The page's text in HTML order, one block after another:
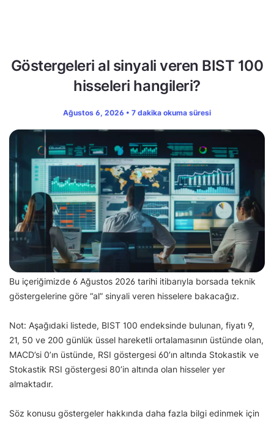
Göstergeleri al sinyali veren BIST 100
hisseleri hangileri?
Ağustos 6, 2026 • 7 dakika okuma süresi
Bu içeriğimizde 6 Ağustos 2026 tarihi itibarıyla borsada teknik
göstergelerine göre “al” sinyali veren hisselere bakacağız.
Not: Aşağıdaki listede, BIST 100 endeksinde bulunan, fiyatı 9,
21, 50 ve 200 günlük üssel hareketli ortalamasının üstünde olan,
MACD’si 0’ın üstünde, RSI göstergesi 60’ın altında Stokastik ve
Stokastik RSI göstergesi 80’in altında olan hisseler yer
almaktadır.
Söz konusu göstergeler hakkında daha fazla bilgi edinmek için